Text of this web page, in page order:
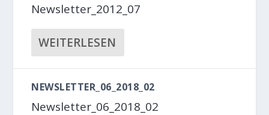
Newsletter_2012_07
WEITERLESEN
NEWSLETTER_06_2018_02
Newsletter_06_2018_02